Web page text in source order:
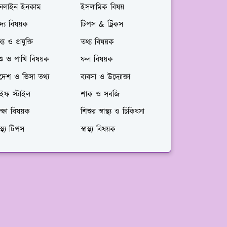
ইনকাম
ইসলামিক বিষয়
বিষয়ক
টিপস & ট্রিকস
ও প্রযুক্তি
তথ্য বিষয়ক
ও পাখি বিষয়ক
ফল বিষয়ক
ও ভিসা তথ্য
ব্যবসা ও উদ্যোক্তা
স্টাইল
শাক ও সবজি
বিষয়ক
শিশুর স্বাস্থ্য ও চিকিৎসা
টিপস
স্বাস্থ্য বিষয়ক